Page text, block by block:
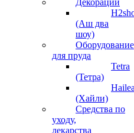
Декорации
(Аш два
шоу)
Оборудование
для пруда
Tetra
(Тетра)
Hailea
(Хайли)
Средства по
уходу,
лекарства